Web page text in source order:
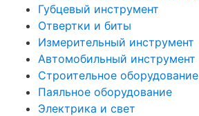
Губцевый инструмент
Отвертки и биты
Измерительный инструмент
Автомобильный инструмент
Строительное оборудование
Паяльное оборудование
Электрика и свет